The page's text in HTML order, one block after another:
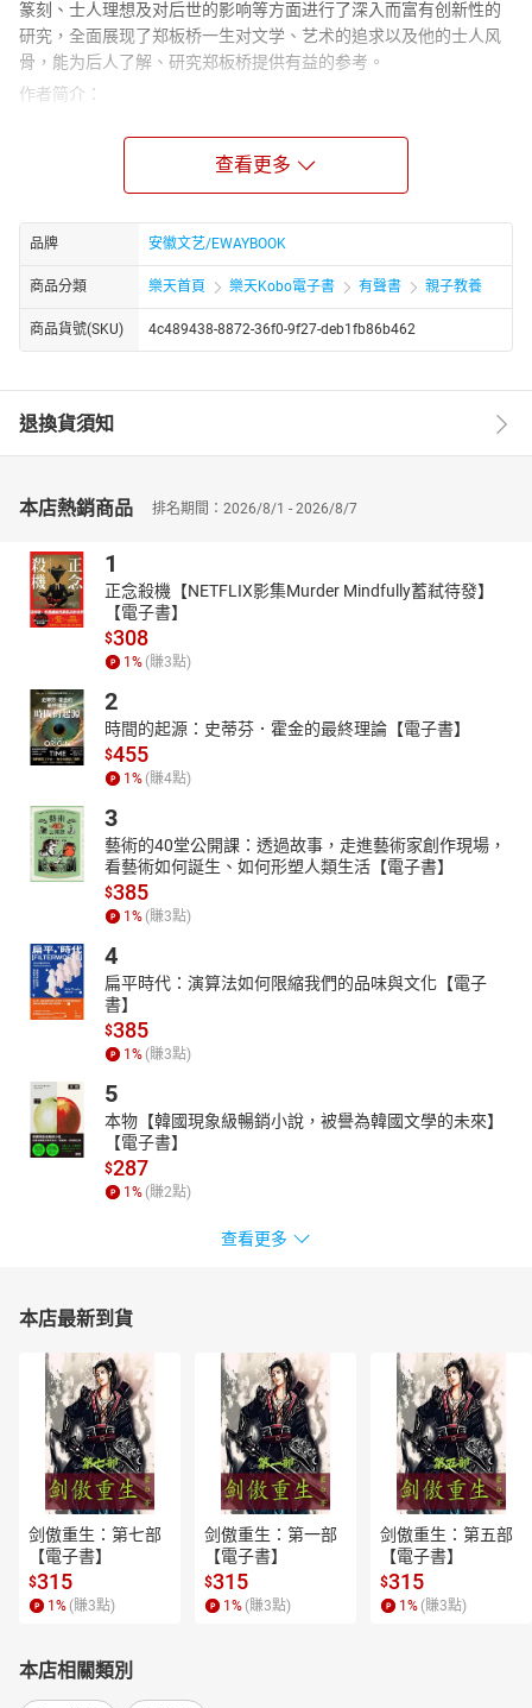
篆刻、士人理想及对后世的影响等方面进行了深入而富有创新性的
研究，全面展现了郑板桥一生对文学、艺术的追求以及他的士人风
骨，能为后人了解、研究郑板桥提供有益的参考。
作者简介：
高等研究院院长。他 1963 年生于安徽枞阳，拥有武汉大学哲学博士
学位。主要从事明清哲学、中国政治哲学等研究，著有《中国现代
究》等刊物发表论文两百余篇。他还曾入选教育部新世纪优秀人才
支持计划，享受国务院政府特殊津贴，现兼任中国哲学史学会副会
长等职。
查看更多
品牌 安徽文艺/EWAYBOOK
商品分類 樂天首頁 樂天Kobo電子書 有聲書 親子教養
商品貨號(SKU) 4c489438-8872-36f0-9f27-deb1fb86b462
退換貨須知
本店熱銷商品 排名期間：2026/8/1 - 2026/8/7
1
正念殺機【NETFLIX影集Murder Mindfully蓄弒待發】
【電子書】
$308
1 % (賺3點)
2
時間的起源：史蒂芬．霍金的最終理論【電子書】
$455
1 % (賺4點)
3
藝術的40堂公開課：透過故事，走進藝術家創作現場，
看藝術如何誕生、如何形塑人類生活【電子書】
$385
1 % (賺3點)
4
扁平時代：演算法如何限縮我們的品味與文化【電子
書】
$385
1 % (賺3點)
5
本物【韓國現象級暢銷小說，被譽為韓國文學的未來】
【電子書】
$287
1 % (賺2點)
查看更多
本店最新到貨
剑傲重生：第七部
【電子書】
$315
1 % (賺3點)
剑傲重生：第一部
【電子書】
$315
1 % (賺3點)
剑傲重生：第五部
【電子書】
$315
1 % (賺3點)
本店相關類別